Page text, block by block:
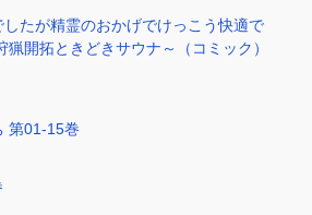
たが精霊のおかげでけっこう快適で
開拓ときどきサウナ～（コミック）
第01-15巻